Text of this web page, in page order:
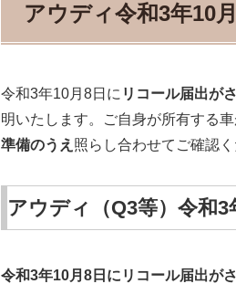
アウディ令和3年10
令和3年10月8日に リコール届出が
明いたします。ご自身が所有する
準備のうえ 照らし合わせてご確認く
アウディ（Q3等）令和
令和3年10月8日にリコール届出が